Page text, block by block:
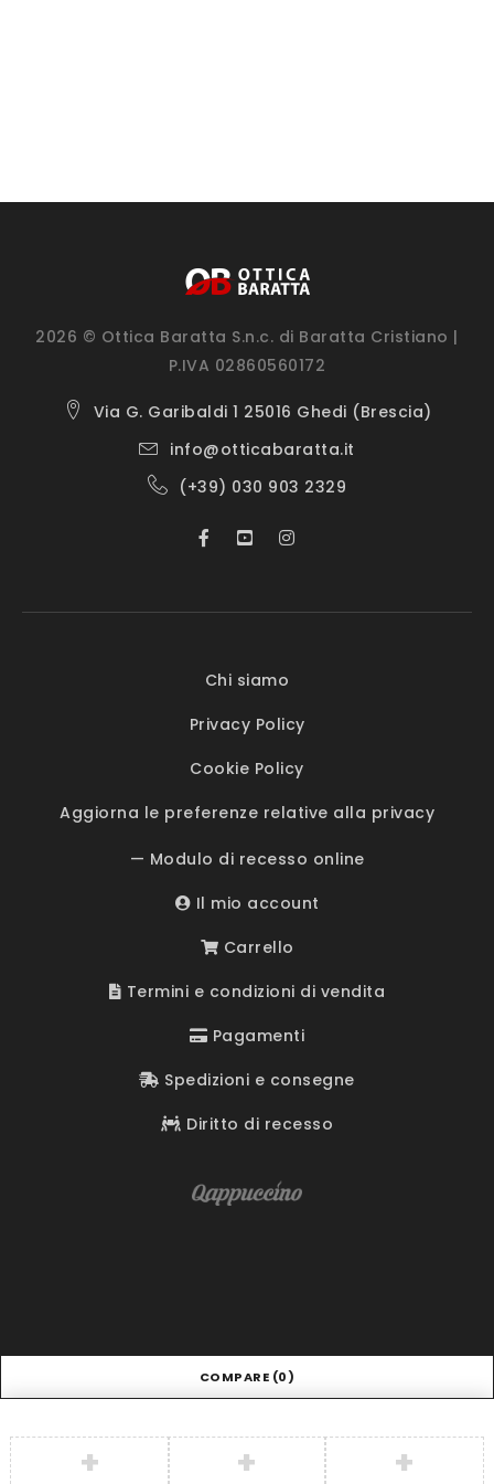
2026 © Ottica Baratta S.n.c. di Baratta Cristiano |
P.IVA 02860560172
Via G. Garibaldi 1 25016 Ghedi (Brescia)
info@otticabaratta.it
(+39) 030 903 2329
Chi siamo
Privacy Policy
Cookie Policy
Aggiorna le preferenze relative alla privacy
— Modulo di recesso online
Il mio account
Carrello
Termini e condizioni di vendita
Pagamenti
Spedizioni e consegne
Diritto di recesso
COMPARE (0)